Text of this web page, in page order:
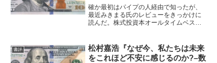
宝庫』★★★
確か最初はパイプの人経由で知ったが、
最近みきまる氏のレビューをきっかけに
読んだ。株式投資本オールタイムベスト
楽天ブログ 現時点の私から見て特別印
象に残る部分はな...
書評
松村嘉浩『なぜ今、私たちは未来
をこれほど不安に感じるのか?–数